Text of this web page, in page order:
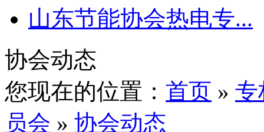
山东节能协会热电专...
协会动态
您现在的位置： 首页 » 专
员会 » 协会动态